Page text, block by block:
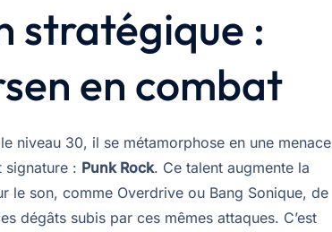
stratégique :
en combat
niveau 30, il se métamorphose en une menace
signature : Punk Rock. Ce talent augmente la
le son, comme Overdrive ou Bang Sonique, de
dégâts subis par ces mêmes attaques. C’est